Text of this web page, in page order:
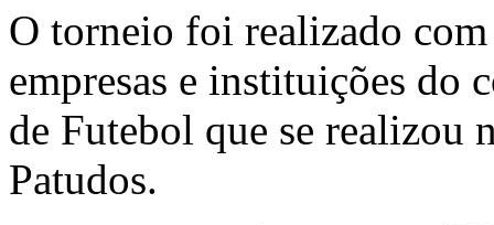
O torneio foi realizado com
empresas e instituições do
de Futebol que se realizou
Patudos.